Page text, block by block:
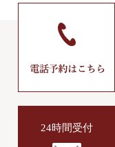
24時間受付